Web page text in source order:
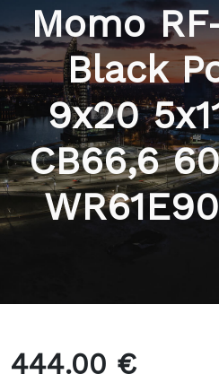
Momo
Black
9x20
CB66,6
444.00 €